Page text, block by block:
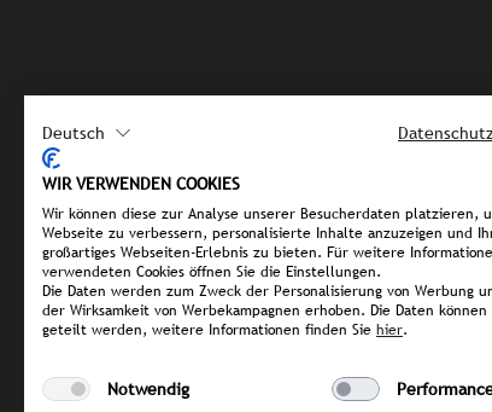
Deutsch
WIR VERWENDEN COOKIES
Wir können diese zur Analyse unserer Besucherdaten platzieren,
Webseite zu verbessern, personalisierte Inhalte anzuzeigen und
großartiges Webseiten-Erlebnis zu bieten. Für weitere
verwendeten Cookies öffnen Sie die Einstellungen.
Die Daten werden zum Zweck der Personalisierung von Werbung
der Wirksamkeit von Werbekampagnen erhoben. Die Daten können
geteilt werden, weitere Informationen finden Sie hier.
Notwendig